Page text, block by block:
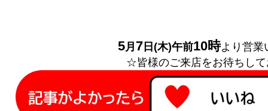
5月 7 日(木)午前10時より営業
☆皆様のご来店をお待ちし